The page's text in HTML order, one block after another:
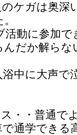
ケガは奥深
動に参加で
だか解らな
中に大声で
・・普通で
通学できる